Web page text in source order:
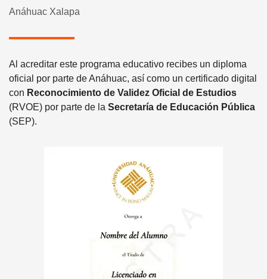
Anáhuac Xalapa
Al acreditar este programa educativo recibes un diploma
oficial por parte de Anáhuac, así como un certificado digital
con Reconocimiento de Validez Oficial de Estudios
(RVOE) por parte de la Secretaría de Educación Pública
(SEP).